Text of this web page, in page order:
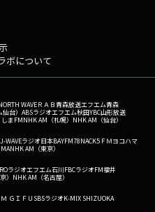
ボについて
WAVEＲＡＢ青森放送エフエム青森
台） ABSラジオエフエム秋田YBC山形放送
まFMNHK AM（札幌） NHK AM（仙台）
J-WAVEラジオ日本BAYFM78NACK5 ＦＭヨコハマ
NHK AM（東京）
ラジオエフエム石川FBCラジオFM福井
） NHK AM（名古屋）
Ｍ ＧＩＦＵ SBSラジオK-MIX SHIZUOKA